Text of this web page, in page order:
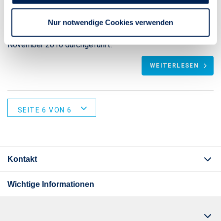
Nur notwendige Cookies verwenden
deutschsprachigen Bevölkerung ab 18 Jahren). Das
Marktforschungsinstitut YouGov hat die Umfrage im
Auftrag der Stuttgarter Lebensversicherung a.G. im
November 2016 durchgeführt.
WEITERLESEN
SEITE 6 VON 6
Kontakt
Wichtige Informationen